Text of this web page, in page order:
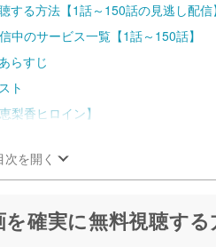
る方法【1話～150話の見逃し配信
中のサービス一覧【1話～150話】
らすじ
ト
梨香ヒロイン】
次を開く
確実に無料視聴する